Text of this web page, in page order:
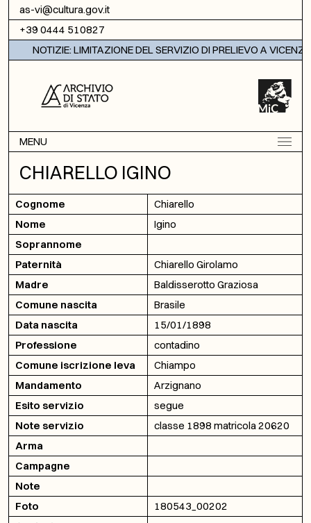
Vai al contenuto
as-vi@cultura.gov.it
+39 0444 510827
NOTIZIE: LIMITAZIONE DEL SERVIZIO DI PRELIEVO A VICENZA
MENU
CHIARELLO IGINO
Cognome
Chiarello
Nome
Igino
Soprannome
Paternità
Chiarello Girolamo
Madre
Baldisserotto Graziosa
Comune nascita
Brasile
Data nascita
15/01/1898
Professione
contadino
Comune iscrizione leva
Chiampo
Mandamento
Arzignano
Esito servizio
segue
Note servizio
classe 1898 matricola 20620
Arma
Campagne
Note
Foto
180543_00202